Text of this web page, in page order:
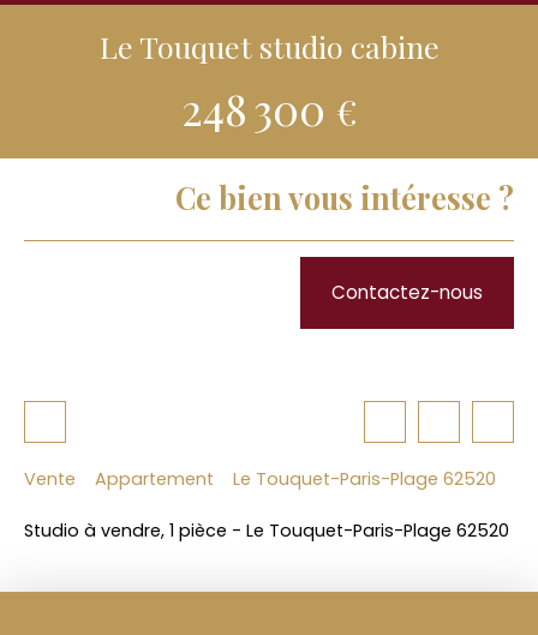
Le Touquet studio cabine
248 300 €
Ce bien vous intéresse ?
Contactez-nous
Vente Appartement Le Touquet-Paris-Plage 62520
Studio à vendre, 1 pièce - Le Touquet-Paris-Plage 62520